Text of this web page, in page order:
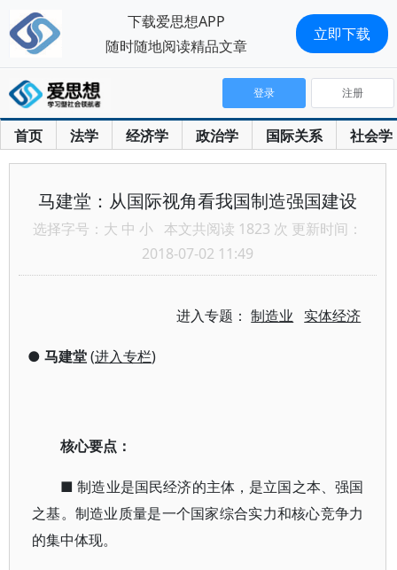
首页 法学 经济学 政治学 国际关系 社会学
登录 注册
马建堂：从国际视角看我国制造强国建设
选择字号： 大 中 小 本文共阅读 1823 次 更新时间：
2018-07-02 11:49
进入专题：制造业 实体经济
● 马建堂(进入专栏)
核心要点：
■ 制造业是国民经济的主体，是立国之本、强国
之基。制造业质量是一个国家综合实力和核心竞争力
的集中体现。
下载爱思想APP
随时随地阅读精品文章
立即下载